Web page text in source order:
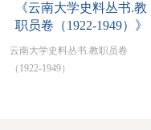
《云南大学史料丛书.教
职员卷（1922-1949）》
云南大学史料丛书.教职员卷
（1922-1949）